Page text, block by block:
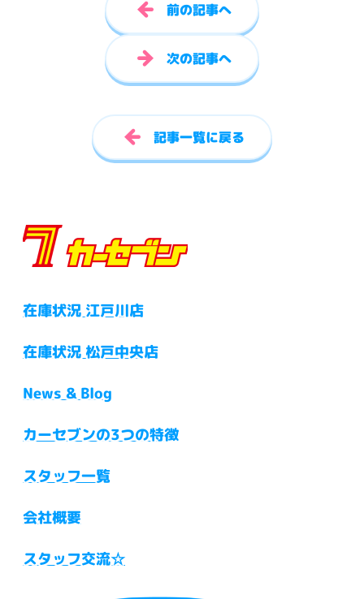
前の記事へ
次の記事へ
記事一覧に戻る
在庫状況 江戸川店
在庫状況 松戸中央店
News & Blog
カーセブンの3つの特徴
スタッフ一覧
会社概要
スタッフ交流☆